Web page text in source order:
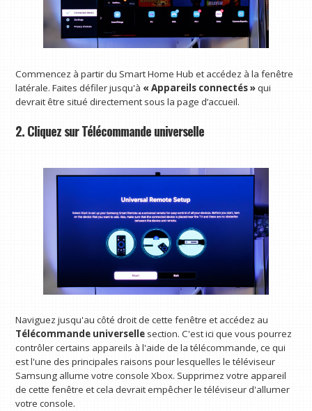
Commencez à partir du Smart Home Hub et accédez à la fenêtre
latérale. Faites défiler jusqu'à « Appareils connectés »qui
devrait être situé directement sous la page d’accueil.
2. Cliquez sur Télécommande universelle
Naviguez jusqu'au côté droit de cette fenêtre et accédez au
Télécommande universelle section. C'est ici que vous pourrez
contrôler certains appareils à l'aide de la télécommande, ce qui
est l'une des principales raisons pour lesquelles le téléviseur
Samsung allume votre console Xbox. Supprimez votre appareil
de cette fenêtre et cela devrait empêcher le téléviseur d'allumer
votre console.